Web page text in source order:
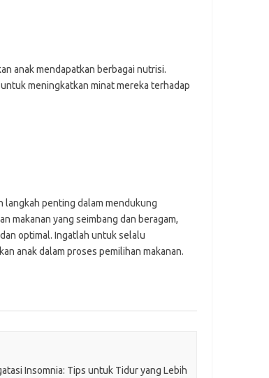
anak mendapatkan berbagai nutrisi.
meningkatkan minat mereka terhadap
langkah penting dalam mendukung
makanan yang seimbang dan beragam,
optimal. Ingatlah untuk selalu
anak dalam proses pemilihan makanan.
Insomnia: Tips untuk Tidur yang Lebih